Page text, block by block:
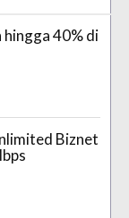
40% di
Biznet